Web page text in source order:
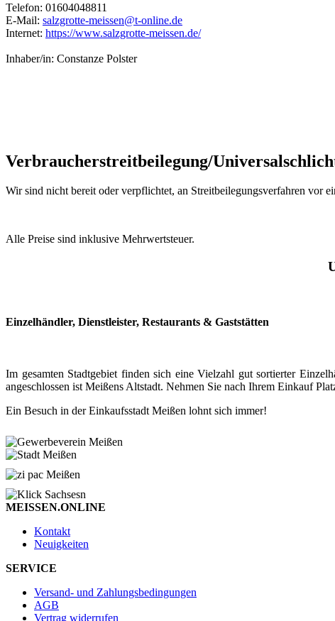
Telefon: 01604048811
E-Mail: salzgrotte-meissen@t-online.de
Internet: https://www.salzgrotte-meissen.de/
Inhaber/in: Constanze Polster
Verbraucher­streit­beilegung/
Wir sind nicht bereit oder verpflichtet, an Streitbeilegungsverfahren vor
Alle Preise sind inklusive Mehrwertsteuer.
Einzelhändler, Dienstleister, Restaurants & Gaststätten
Im gesamten Stadtgebiet finden sich eine Vielzahl gut sortierter
angeschlossen ist Meißens Altstadt. Nehmen Sie nach Ihrem Einkauf
Ein Besuch in der Einkaufsstadt Meißen lohnt sich immer!
MEISSEN.ONLINE
Kontakt
Neuigkeiten
SERVICE
Versand- und Zahlungsbedingungen
AGB
Vertrag widerrufen